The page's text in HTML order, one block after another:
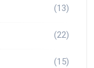
(13)
(22)
(15)